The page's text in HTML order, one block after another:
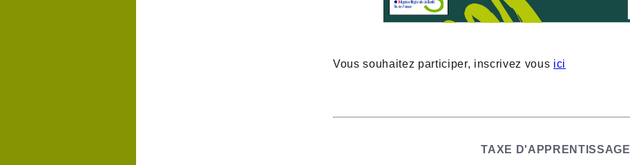
Vous souhaitez participer, inscrivez vous ici
TAXE D'APPRENTISSAGE